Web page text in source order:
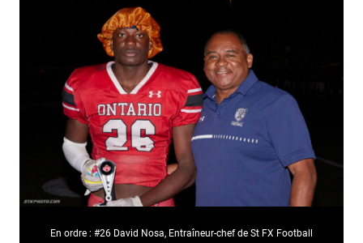
En ordre : #26 David Nosa, Entraîneur-chef de St FX Football